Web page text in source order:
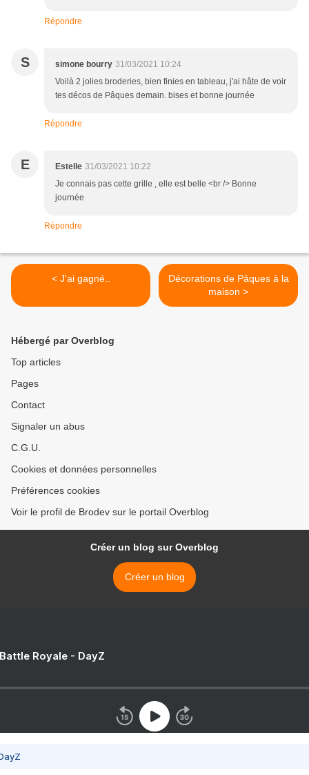
Répondre
S simone bourry 31/03/2021 10:24
Voilà 2 jolies broderies, bien finies en tableau, j'ai hâte de voir
tes décos de Pâques demain. bises et bonne journée
Répondre
E Estelle 31/03/2021 10:22
Je connais pas cette grille , elle est belle <br /> Bonne
journée
Répondre
< J'ai gagné..
Décorations de Pâques à la
maison >
Hébergé par Overblog
Top articles
Pages
Contact
Signaler un abus
C.G.U.
Cookies et données personnelles
Préférences cookies
Voir le profil de Brodev sur le portail Overblog
Créer un blog sur Overblog
Créer un blog
Royale - DayZ